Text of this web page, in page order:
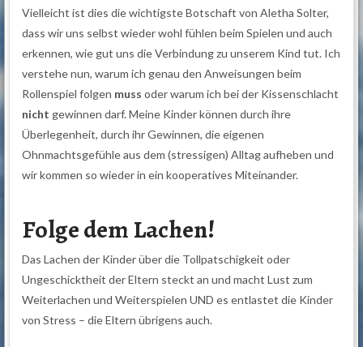
Vielleicht ist dies die wichtigste Botschaft von Aletha Solter,
dass wir uns selbst wieder wohl fühlen beim Spielen und auch
erkennen, wie gut uns die Verbindung zu unserem Kind tut. Ich
verstehe nun, warum ich genau den Anweisungen beim
Rollenspiel folgen muss oder warum ich bei der Kissenschlacht
nicht gewinnen darf. Meine Kinder können durch ihre
Überlegenheit, durch ihr Gewinnen, die eigenen
Ohnmachtsgefühle aus dem (stressigen) Alltag aufheben und
wir kommen so wieder in ein kooperatives Miteinander.
Folge dem Lachen!
Das Lachen der Kinder über die Tollpatschigkeit oder
Ungeschicktheit der Eltern steckt an und macht Lust zum
Weiterlachen und Weiterspielen UND es entlastet die Kinder
von Stress – die Eltern übrigens auch.